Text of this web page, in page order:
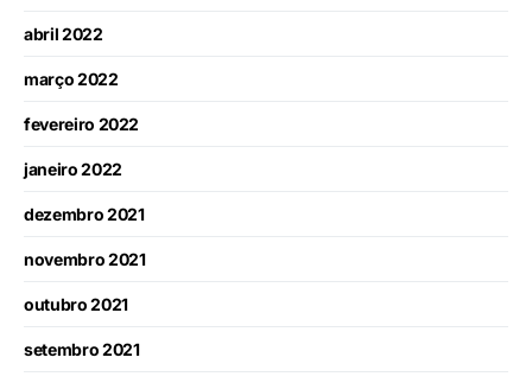
abril 2022
março 2022
fevereiro 2022
janeiro 2022
dezembro 2021
novembro 2021
outubro 2021
setembro 2021